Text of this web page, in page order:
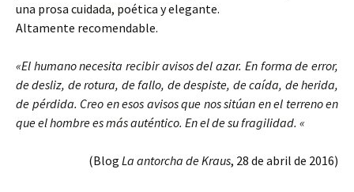
una prosa cuidada, poética y elegante.
Altamente recomendable.
«El humano necesita recibir avisos del azar. En forma de error,
de desliz, de rotura, de fallo, de despiste, de caída, de herida,
de pérdida. Creo en esos avisos que nos sitúan en el terreno en
que el hombre es más auténtico. En el de su fragilidad. «
(Blog La antorcha de Kraus, 28 de abril de 2016)